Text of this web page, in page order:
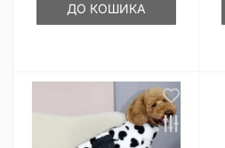
ДО КОШИКА